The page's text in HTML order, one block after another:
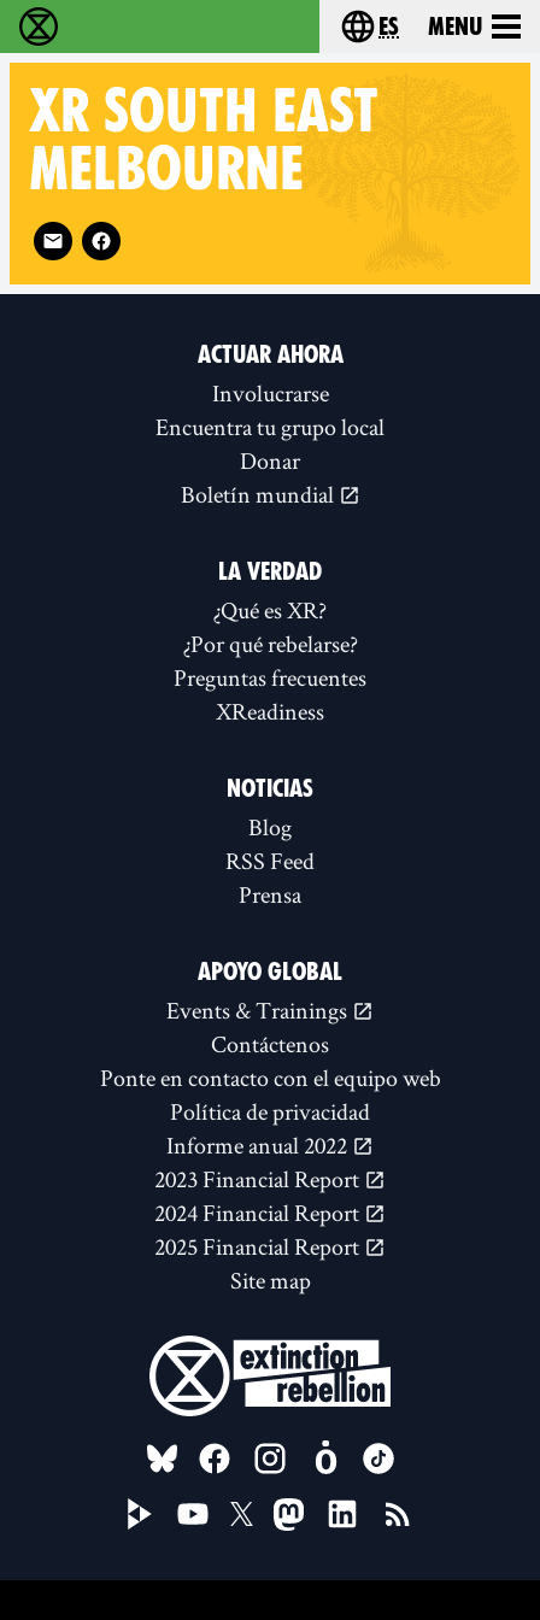
extinction rebellion - Home Choose your
es Menu
XR SOUTH EAST
MELBOURNE
Follow XR South East Melbourne on
ACTUAR AHORA
Involucrarse
Encuentra tu grupo local
Donar
Boletín mundial
LA VERDAD
¿Qué es XR?
¿Por qué rebelarse?
Preguntas frecuentes
XReadiness
NOTICIAS
Blog
RSS Feed
Prensa
APOYO GLOBAL
Events & Trainings
Contáctenos
Ponte en contacto con el equipo web
Política de privacidad
Informe anual 2022
2023 Financial Report
2024 Financial Report
2025 Financial Report
Site map
FOLLOW US ON